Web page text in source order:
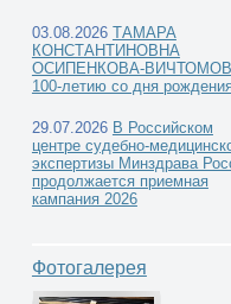
03.08.2026 ТАМАРА
КОНСТАНТИНОВНА
ОСИПЕНКОВА-
100-летию со дня
29.07.2026 В Российском
центре судебно-
экспертизы Минздрава
продолжается приемная
кампания 2026
Фотогалерея